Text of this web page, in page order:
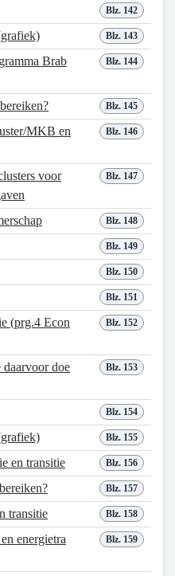
Blz. 142
Blz. 143
Blz. 144
Brab
Blz. 145
Blz. 146
MKB en
Blz. 147
voor
Blz. 148
Blz. 149
Blz. 150
Blz. 151
Blz. 152
(prg.4 Econ
Blz. 153
daarvoor doe
Blz. 154
Blz. 155
Blz. 156
en transitie
Blz. 157
Blz. 158
transitie
Blz. 159
energietra